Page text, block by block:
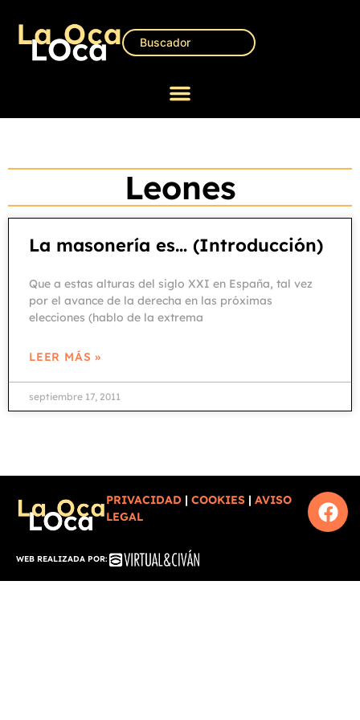
Leones
La masonería es… (Introducción)
Que a estas alturas del siglo XXI en España, tal vez
por el avance de la derecha en las próximas
elecciones (hablo de la extrema
LEER MÁS »
septiembre 17, 2011
PRIVACIDAD | COOKIES | AVISO
LEGAL
WEB REALIZADA POR: